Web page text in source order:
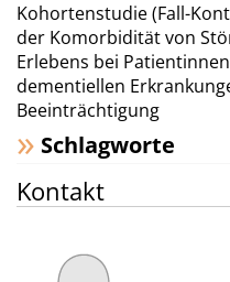
Kohortenstudie (Fall-
der Komorbidität von
Erlebens bei
dementiellen
Beeinträchtigung
Schlagworte
Kontakt